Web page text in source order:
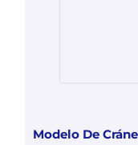
Modelo De